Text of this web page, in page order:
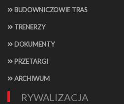
BUDOWNICZOWIE TRAS
TRENERZY
DOKUMENTY
PRZETARGI
ARCHIWUM
RYWALIZACJA